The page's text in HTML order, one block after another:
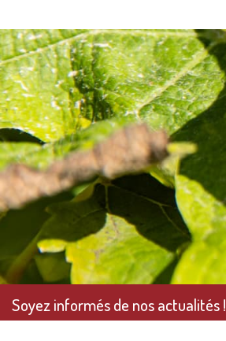
Soyez informés de nos actualités !